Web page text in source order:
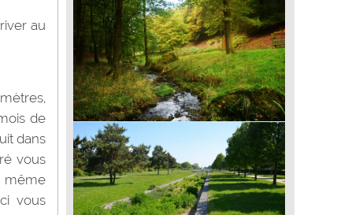
au
de
dans
vous
même
vous
Balade de Saint-Pierre et Miquelon (97) -
La Vallée du Milieu
Balade de Fougerolles Saint-Valbert (70)
- Parc animalier